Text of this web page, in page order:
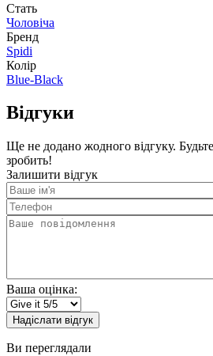
Стать
Чоловіча
Бренд
Spidi
Колір
Blue-Black
Відгуки
Ще не додано жодного відгуку.
зробить!
Залишити відгук
Ваше
ім'я
Телефон
Ваше
Ваша оцінка:
Надіслати відгук
Ви переглядали